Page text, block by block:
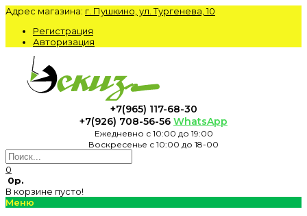
Адрес магазина: г. Пушкино, ул. Тургенева, 10
Регистрация
Авторизация
+7(965) 117-68-30
+7(926) 708-56-56 WhatsApp
Ежедневно с 10:00 до 19:00
Воскресенье с 10:00 до 18-00
0
0р.
В корзине пусто!
Меню